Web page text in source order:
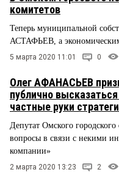
комитетов
Теперь муниципальной
АСТАФЬЕВ, а
5 марта 2020 11:01 0
Олег АФАНАСЬЕВ
публично
частные руки
Депутат Омского городского
вопросы в связи с некими
компании»
2 марта 2020 13:23 2